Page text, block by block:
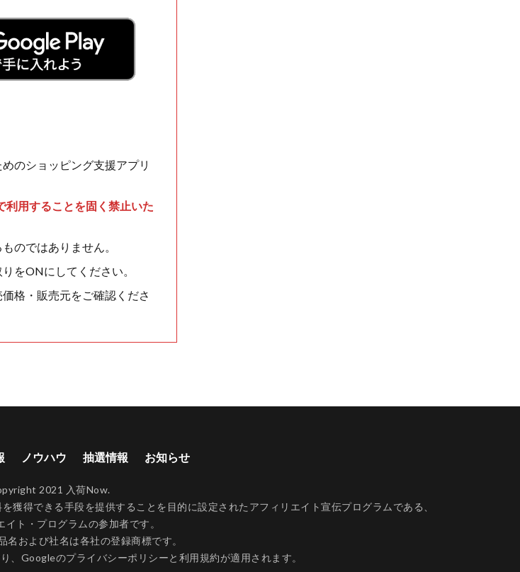
のショッピング支援アプリ
利用することを固く禁止いた
のではありません。
をONにしてください。
格・販売元をご確認くださ
ノウハウ 抽選情報 お知らせ
2021 入荷Now.
獲得できる手段を提供することを目的に設定されたアフィリエイト宣伝プログラムである、
イト・プログラムの参加者です。
名および社名は各社の登録商標です。
、Googleのプライバシーポリシーと 利用規約が適用されます。